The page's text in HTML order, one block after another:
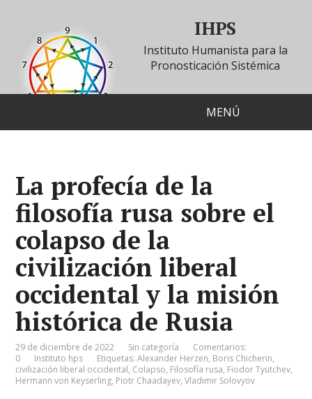
IHPS
Instituto Humanista para la
Pronosticación Sistémica
MENÚ
La profecía de la
filosofía rusa sobre el
colapso de la
civilización liberal
occidental y la misión
histórica de Rusia
29 de diciembre de 2022 Sin categoría
Comentarios:
0
Instituto hps Etiquetas:Alexander Herzen, Boris Chicherin,
civilización liberal occidental, Colapso, Filosofía rusa, Fiodor Tyutchev,
Hermann von Keyserling, Piotr Chaadayev,Vladimir Solovyov